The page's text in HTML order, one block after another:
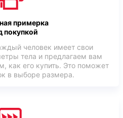
примерка
покупкой
человек имеет свои
тела и предлагаем вам
как его купить. Это поможет
в выборе размера.